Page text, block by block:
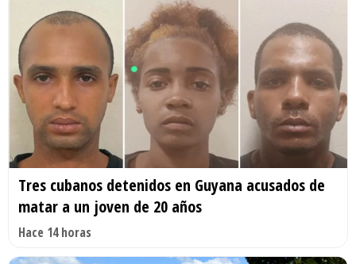
Tres cubanos detenidos en Guyana acusados de
matar a un joven de 20 años
Hace 14 horas